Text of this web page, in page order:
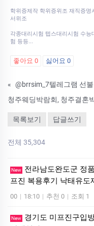
학위증제작 학위증위조 재직증
서위조
각종대리시험 텝스대리시험 수능
험 등등...
좋아요 0 싫어요 0
«
청주웨딩박람회, 청주결혼
목록보기 답글쓰기
전체 35,304
New
전라남도완도군 정
프진 복용후기 낙­태유도
00 | 18:10 | 추천 0 | 조회 1
New
경기도 미프진구입